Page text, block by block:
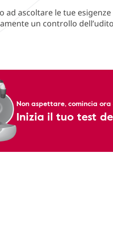
ad ascoltare le tue esigenze
un controllo dell’udito
Non aspettare, comincia ora
Inizia il tuo test